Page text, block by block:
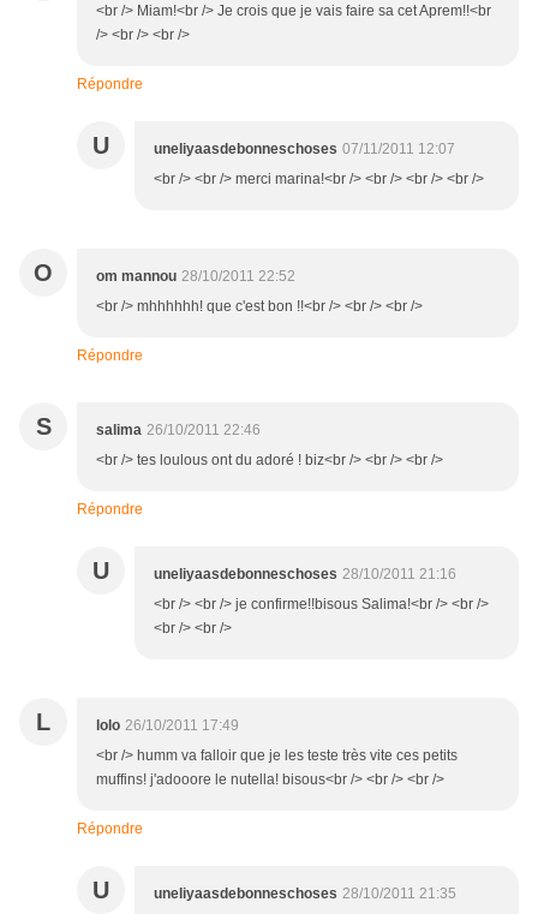
<br /> Miam!<br /> Je crois que je vais faire sa cet Aprem!!<br
/> <br /> <br />
Répondre
U uneliyaasdebonneschoses 07/11/2011 12:07
<br /> <br /> merci marina!<br /> <br /> <br /> <br />
O om mannou 28/10/2011 22:52
<br /> mhhhhhh! que c'est bon !!<br /> <br /> <br />
Répondre
S salima 26/10/2011 22:46
<br /> tes loulous ont du adoré ! biz<br /> <br /> <br />
Répondre
U uneliyaasdebonneschoses 28/10/2011 21:16
<br /> <br /> je confirme!!bisous Salima!<br /> <br />
<br /> <br />
L lolo 26/10/2011 17:49
<br /> humm va falloir que je les teste très vite ces petits
muffins! j'adooore le nutella! bisous<br /> <br /> <br />
Répondre
U uneliyaasdebonneschoses 28/10/2011 21:35